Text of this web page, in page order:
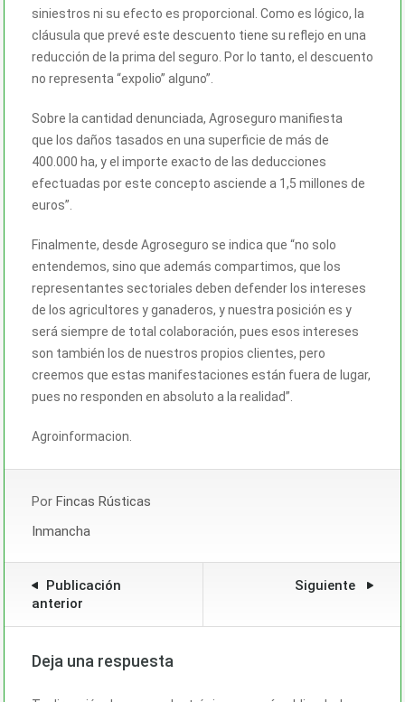
siniestros ni su efecto es proporcional. Como es lógico, la
cláusula que prevé este descuento tiene su reflejo en una
reducción de la prima del seguro. Por lo tanto, el descuento
no representa “expolio” alguno”.
Sobre la cantidad denunciada, Agroseguro manifiesta
que los daños tasados en una superficie de más de
400.000 ha, y el importe exacto de las deducciones
efectuadas por este concepto asciende a 1,5 millones de
euros”.
Finalmente, desde Agroseguro se indica que “no solo
entendemos, sino que además compartimos, que los
representantes sectoriales deben defender los intereses
de los agricultores y ganaderos, y nuestra posición es y
será siempre de total colaboración, pues esos intereses
son también los de nuestros propios clientes, pero
creemos que estas manifestaciones están fuera de lugar,
pues no responden en absoluto a la realidad”.
Agroinformacion.
Por Fincas Rústicas
Inmancha
Publicación
anterior
Siguiente
Deja una respuesta